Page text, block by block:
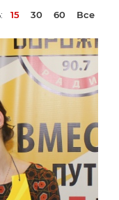
15 30 60 Все